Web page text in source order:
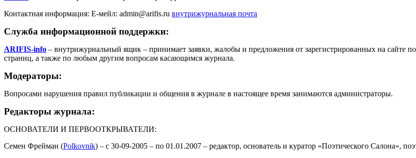
Контактная информация: Е-мейл: admin@arifis.ru внутрижурнальная почта
Служба информационной поддержки:
ARIFIS-info – внутрижурнальный ящик – принимает заявки, жалобы и предложения от зарегистрированных на сайте
страниц, а также по любым другим вопросам касающимся журнала.
Модераторы:
Вопросами нарушения правил публикации и общения в журнале в настоящее время занимаются администраторы.
Редакторы журнала:
ОСНОВАТЕЛИ И ПЕРВООТКРЫВАТЕЛИ:
Семен Фрейман (Polkovnik) – с 30-09-2005 – по 01.01.2007 – редактор, основатель и куратор «Поэтического Салона»,